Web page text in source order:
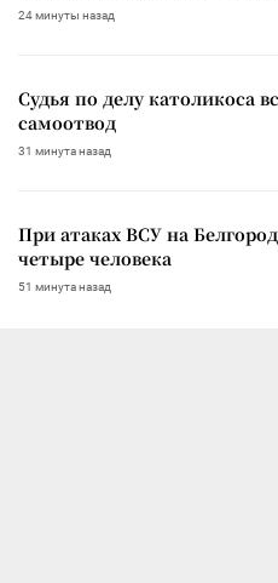
24 минуты назад
Судья по делу католикоса
самоотвод
31 минута назад
При атаках ВСУ на
четыре человека
51 минута назад